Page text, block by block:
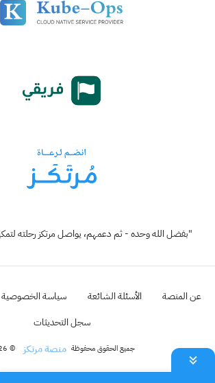
"بفضل الله وحده - ثم دعمهم، يواصل مرتكز رحلته
عن المنصة الأسئلة الشائعة سياسة الخصوصية
سجل التحديثات
جميع الحقوق محفوظة منصة مرتكز © 2026